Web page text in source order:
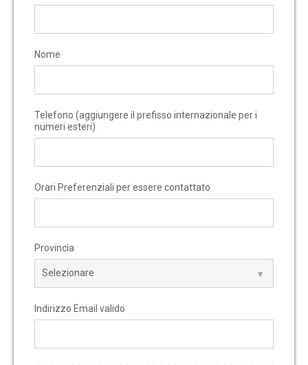
Nome
Telefono (aggiungere il prefisso internazionale per i
numeri esteri)
Orari Preferenziali per essere contattato
Provincia
Indirizzo Email valido